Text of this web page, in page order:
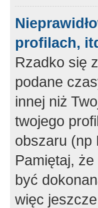
profilach,
Rzadko się
podane
innej niż
twojego
obszaru (np
Pamiętaj,
być
więc